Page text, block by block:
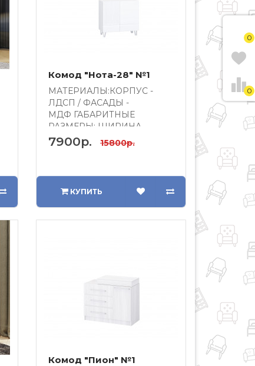
0
0
Комод "Нота-28" №1
МАТЕРИАЛЫ:КОРПУС -
ЛДСП / ФАСАДЫ -
МДФ ГАБАРИТНЫЕ
РАЗМЕРЫ: ШИРИНА -
900ВЫСОТА -
850ГЛУБИНА..
7900р. 15800р.
КУПИТЬ
Комод "Пион" №1